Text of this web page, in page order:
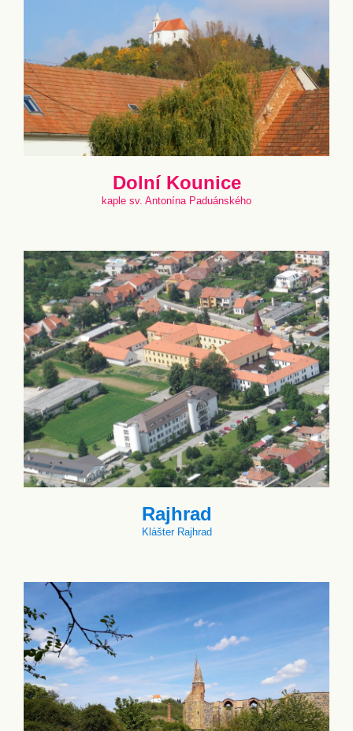
Dolní Kounice
kaple sv. Antonína Paduánského
Rajhrad
Klášter Rajhrad